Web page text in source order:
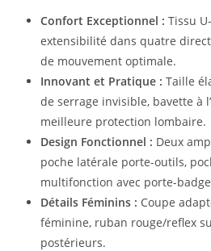
Confort Exceptionnel : Tissu
extensibilité dans quatre
de mouvement optimale.
Innovant et Pratique : Taille
de serrage invisible, bavette à
meilleure protection lombaire.
Design Fonctionnel : Deux
poche latérale porte-outils,
multifonction avec porte-
Détails Féminins : Coupe
féminine, ruban rouge/reflex
postérieurs.